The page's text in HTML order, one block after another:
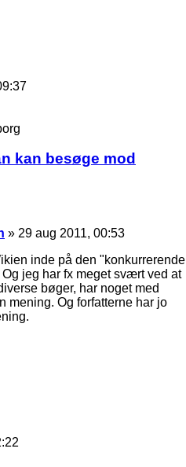
kan besøge mod
» 29 aug 2011, 00:53
inde på den "konkurrerende
jeg har fx meget svært ved at
bøger, har noget med
mening. Og forfatterne har jo